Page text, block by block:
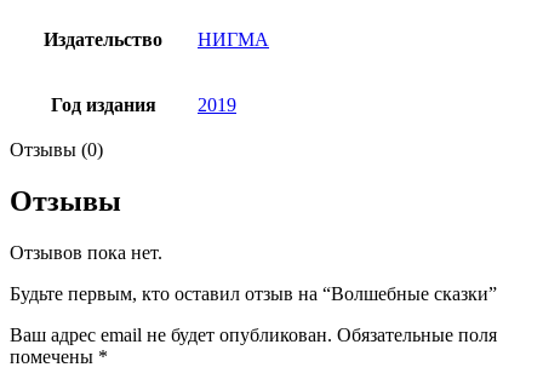
Издательство НИГМА
Год издания 2019
Отзывы (0)
Отзывы
Отзывов пока нет.
Будьте первым, кто оставил отзыв на “Волшебные сказки”
Ваш адрес email не будет опубликован. Обязательные поля
помечены *